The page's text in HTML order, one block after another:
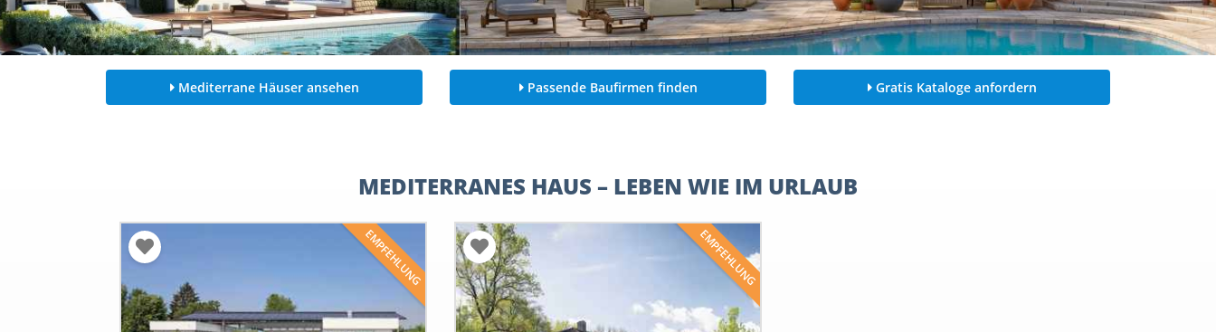
Mediterrane Häuser ansehen Passende Baufirmen finden Gratis Kataloge anfordern
MEDITERRANES HAUS – LEBEN WIE IM URLAUB
EMPFEHLUNG EMPFEHLUNG